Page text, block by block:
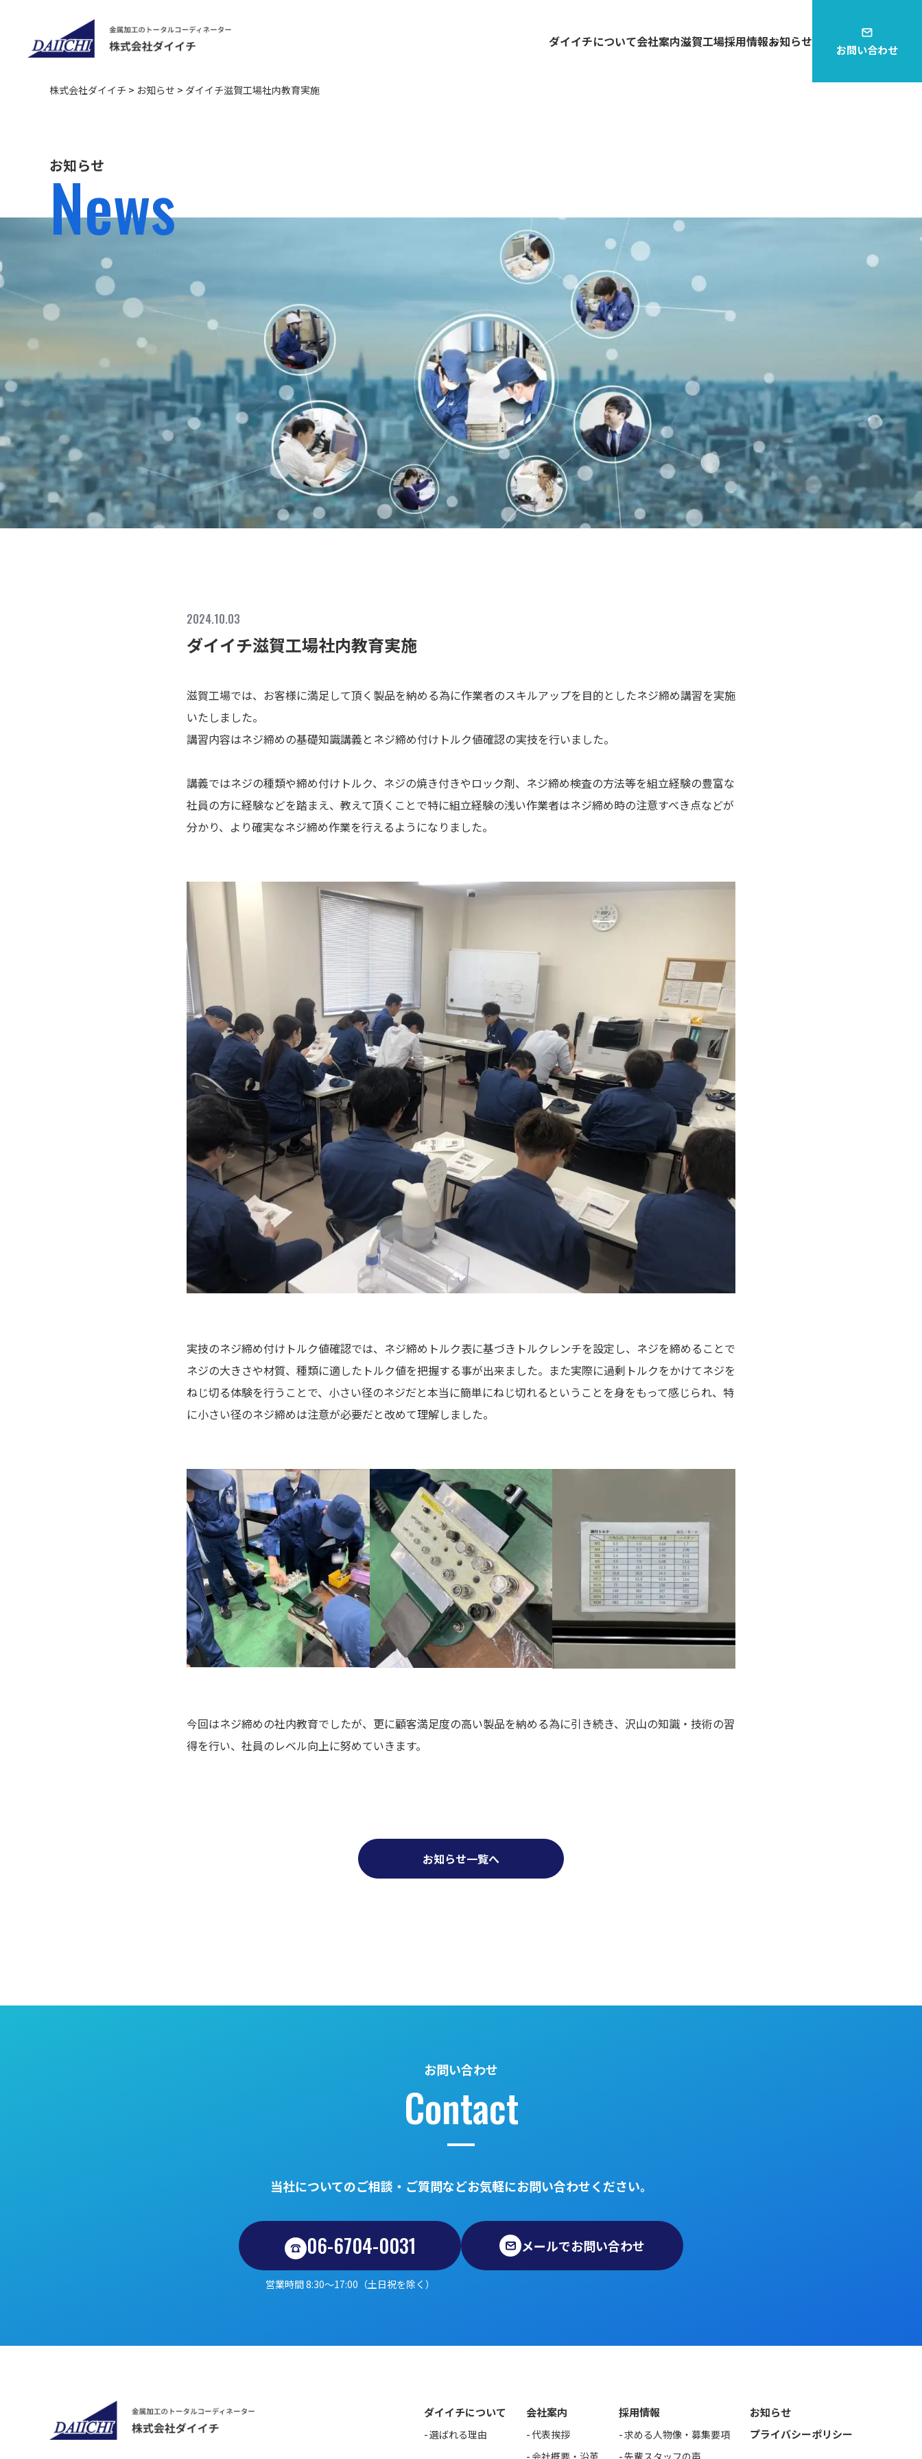
ダイイチについて会社案内滋賀工場採用情報お知らせ
お問い合わせ
株式会社ダイイチ > お知らせ > ダイイチ滋賀工場社内教育実施
お知らせ
News
2024.10.03
ダイイチ滋賀工場社内教育実施
滋賀工場では、お客様に満足して頂く製品を納める為に作業者のスキルアップを目的としたネジ締め講習を実施
いたしました。
講習内容はネジ締めの基礎知識講義とネジ締め付けトルク値確認の実技を行いました。
講義ではネジの種類や締め付けトルク、ネジの焼き付きやロック剤、ネジ締め検査の方法等を組立経験の豊富な
社員の方に経験などを踏まえ、教えて頂くことで特に組立経験の浅い作業者はネジ締め時の注意すべき点などが
分かり、より確実なネジ締め作業を行えるようになりました。
実技のネジ締め付けトルク値確認では、ネジ締めトルク表に基づきトルクレンチを設定し、ネジを締めることで
ネジの大きさや材質、種類に適したトルク値を把握する事が出来ました。また実際に過剰トルクをかけてネジを
ねじ切る体験を行うことで、小さい径のネジだと本当に簡単にねじ切れるということを身をもって感じられ、特
に小さい径のネジ締めは注意が必要だと改めて理解しました。
今回はネジ締めの社内教育でしたが、更に顧客満足度の高い製品を納める為に引き続き、沢山の知識・技術の習
得を行い、社員のレベル向上に努めていきます。
お知らせ一覧へ
お問い合わせ
Contact
当社についてのご相談・ご質問などお気軽にお問い合わせください。
06-6704-0031
営業時間 8:30～17:00（土日祝を除く）
メールでお問い合わせ
ダイイチについて
選ばれる理由
会社案内
代表挨拶
採用情報
求める人物像・募集要項
お知らせ
プライバシーポリシー